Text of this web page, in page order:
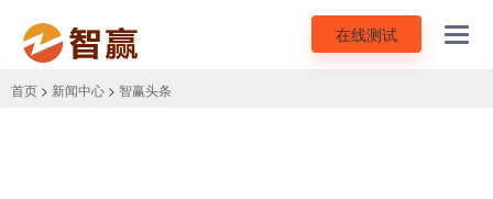
在线测试
首页 > 新闻中心 > 智赢头条